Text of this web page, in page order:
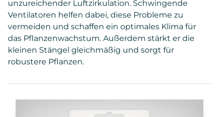
unzureichender Luftzirkulation. Schwingende
Ventilatoren helfen dabei, diese Probleme zu
vermeiden und schaffen ein optimales Klima für
das Pflanzenwachstum. Außerdem stärkt er die
kleinen Stängel gleichmäßig und sorgt für
robustere Pflanzen.